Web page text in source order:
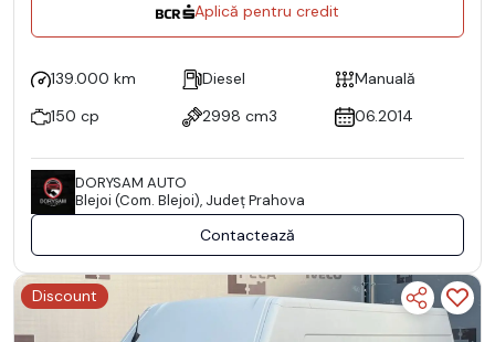
Aplică pentru credit
139.000 km Diesel
Manuală
150 cp
2998 cm3 06.2014
DORYSAM AUTO
Blejoi (Com. Blejoi), Județ Prahova
Contactează
Discount